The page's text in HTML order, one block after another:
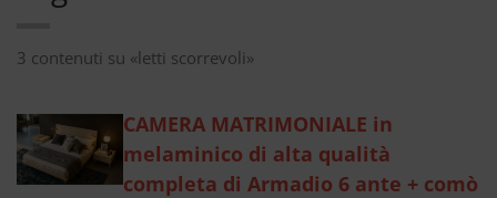
3 contenuti su «letti scorrevoli»
CAMERA MATRIMONIALE in
melaminico di alta qualità
completa di Armadio 6 ante + comò